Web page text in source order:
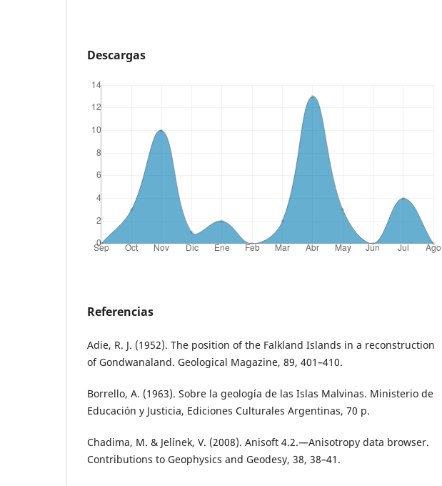
Descargas
Referencias
Adie, R. J. (1952). The position of the Falkland Islands in a reconstruction
of Gondwanaland. Geological Magazine, 89, 401–410.
Borrello, A. (1963). Sobre la geologı́a de las Islas Malvinas. Ministerio de
Educación y Justicia, Ediciones Culturales Argentinas, 70 p.
Chadima, M. & Jelı́nek, V. (2008). Anisoft 4.2.—Anisotropy data browser.
Contributions to Geophysics and Geodesy, 38, 38–41.